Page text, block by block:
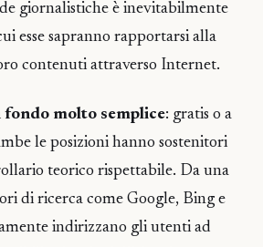
giornalistiche è inevitabilmente
esse sapranno rapportarsi alla
contenuti attraverso Internet.
fondo molto semplice: gratis o a
le posizioni hanno sostenitori
teorico rispettabile. Da una
di ricerca come Google, Bing e
indirizzano gli utenti ad